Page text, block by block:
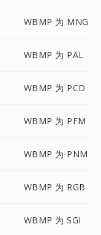
WBMP 为 MNG
WBMP 为 PAL
WBMP 为 PCD
WBMP 为 PFM
WBMP 为 PNM
WBMP 为 RGB
WBMP 为 SGI